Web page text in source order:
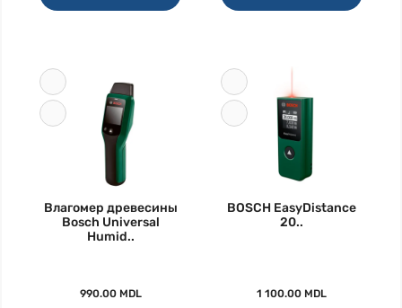
Влагомер древесины
Bosch Universal
Humid..
990.00 MDL
BOSCH EasyDistance
20..
1 100.00 MDL